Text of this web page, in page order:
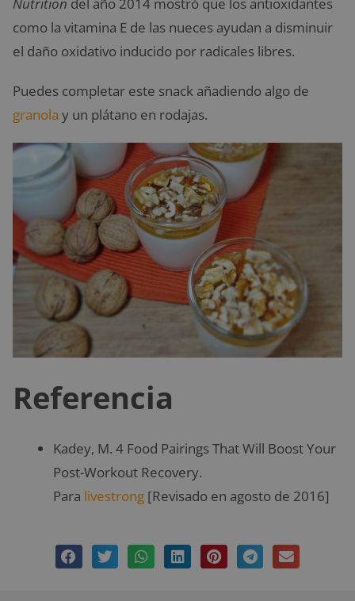
como la vitamina E de las nueces ayudan a disminuir
el daño oxidativo inducido por radicales libres.
Puedes completar este snack añadiendo algo de
granola y un plátano en rodajas.
Referencia
Kadey, M. 4 Food Pairings That Will Boost Your
Post-Workout Recovery.
Para livestrong [Revisado en agosto de 2016]